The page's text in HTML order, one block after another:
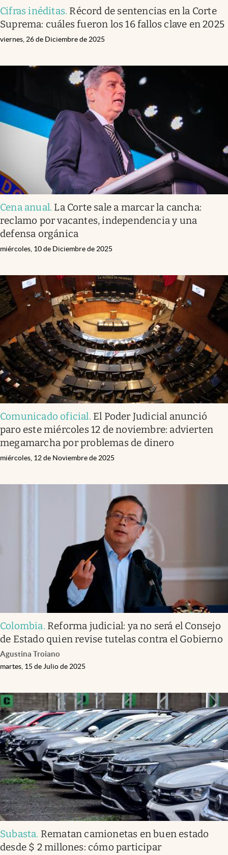
Cifras inéditas. Récord de sentencias en la Corte
Suprema: cuáles fueron los 16 fallos clave en 2025
viernes, 26 de Diciembre de 2025
Cena anual. La Corte sale a marcar la cancha:
reclamo por vacantes, independencia y una
defensa orgánica
miércoles, 10 de Diciembre de 2025
Comunicado oficial. El Poder Judicial anunció
paro este miércoles 12 de noviembre: advierten
megamarcha por problemas de dinero
miércoles, 12 de Noviembre de 2025
Colombia. Reforma judicial: ya no será el Consejo
de Estado quien revise tutelas contra el Gobierno
Agustina Troiano
martes, 15 de Julio de 2025
Subasta. Rematan camionetas en buen estado
desde $ 2 millones: cómo participar